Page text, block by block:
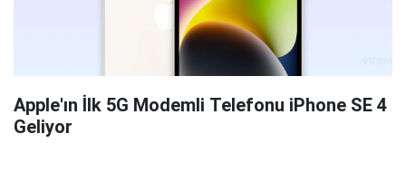
Apple'ın İlk 5G Modemli Telefonu iPhone SE 4
Geliyor